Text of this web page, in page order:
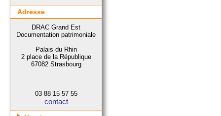
Adresse
DRAC Grand Est
Documentation patrimoniale
Palais du Rhin
2 place de la République
67082 Strasbourg
03 88 15 57 55
contact